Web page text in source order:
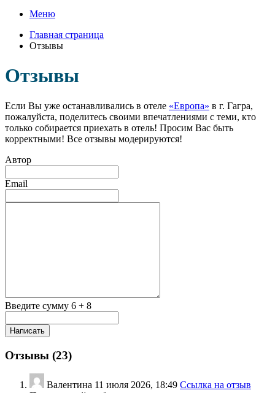
Меню
Главная страница
Отзывы
Отзывы
Если Вы уже останавливались в отеле «Европа» в г. Гагра,
пожалуйста, поделитесь своими впечатлениями с теми, кто
только собирается приехать в отель! Просим Вас быть
корректными! Все отзывы модерируются!
Автор
Email
Введите сумму 6 + 8
Отзывы (23)
Валентина 11 июля 2026, 18:49 Ссылка на отзыв